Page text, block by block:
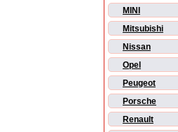
MINI
Mitsubishi
Nissan
Opel
Peugeot
Porsche
Renault